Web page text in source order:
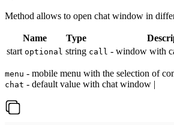
Method allows to open chat window in
Name Type
start optional string call - window with
menu - mobile menu with the selection of
chat - default value with chat window |